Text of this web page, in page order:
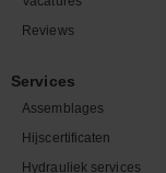
Reviews
Services
Assemblages
Hijscertificaten
Hydrauliek services